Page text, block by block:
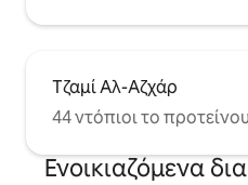
Τζαμί Αλ-Αζχάρ
44 ντόπιοι το
Ενοικιαζόμενα